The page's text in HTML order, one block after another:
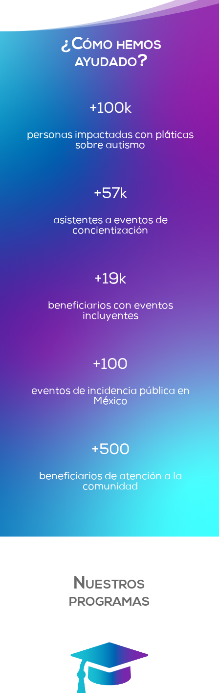
¿Cómo hemos
ayudado?
+100k
personas impactadas con pláticas
sobre autismo
+57k
asistentes a eventos de
concientización
+19k
beneficiarios con eventos
incluyentes
+100
eventos de incidencia pública en
México
+500
beneficiarios de atención a la
comunidad
Nuestros
programas